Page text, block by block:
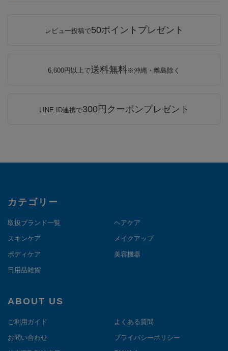
レビュー投稿で50ポイントプレゼント
6,600円以上で送料無料※沖縄・離島除く
LINE ID連携で300円クーポンプレゼント
カテゴリー
取扱ブランド一覧 ヘアケア
スキンケア メイクアップ
ボディケア 美容機器
日用品雑貨
ABOUT US
ご利用ガイド よくある質問
お問い合わせ プライバシーポリシー